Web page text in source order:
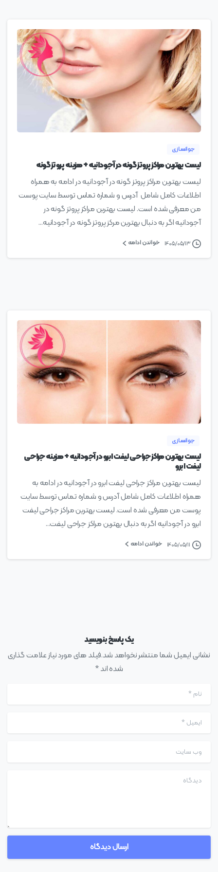
جوانسازی
لیست بهترین مراکز پروتز گونه در آجودانیه + هزینه پروتز گونه
لیست بهترین مراکز پروتز گونه در آجودانیه در ادامه به همراه
اطلاعات کامل شامل آدرس و شماره تماس توسط سایت پوست
من معرفی شده است. لیست بهترین مراکز پروتز گونه در
آجودانیه اگر به دنبال بهترین مرکز پروتز گونه در آجودانیه...
۱۴۰۵/۰۵/۱۳ خواندن ادامه
جوانسازی
لیست بهترین مراکز جراحی لیفت ابرو در آجودانیه + هزینه جراحی
لیفت ابرو
لیست بهترین مراکز جراحی لیفت ابرو در آجودانیه در ادامه به
همراه اطلاعات کامل شامل آدرس و شماره تماس توسط سایت
پوست من معرفی شده است. لیست بهترین مراکز جراحی لیفت
ابرو در آجودانیه اگر به دنبال بهترین مراکز جراحی لیفت...
۱۴۰۵/۰۵/۱۱ خواندن ادامه
یک پاسخ بنویسید
نشانی ایمیل شما منتشر نخواهد شد.فیلد های مورد نیاز علامت گذاری
شده اند *
نام*
ایمیل *
وب سایت
دیدگاه